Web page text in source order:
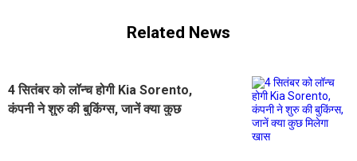
Related News
4 सितंबर को लॉन्च होगी Kia Sorento,
कंपनी ने शुरु की बुकिंग्स, जानें क्या कुछ